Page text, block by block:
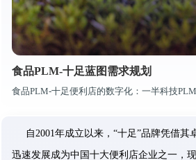
食品PLM-十足蓝图需求规划
食品PLM-十足便利店的数字化：一半科技
自2001年成立以来，“十足”品牌凭借其
迅速发展成为中国十大便利店企业之一，